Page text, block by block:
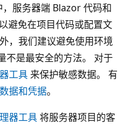
服务器端 Blazor 代码和
避免在项目代码或配置文
，我们建议避免使用环境
不是最安全的方法。 对于
工具 来保护敏感数据。 有
据和凭据。
器工具将服务器项目的客